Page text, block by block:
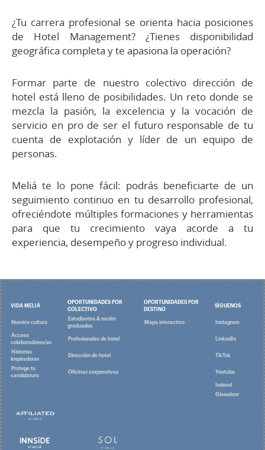
¿Tu carrera profesional se orienta hacia posiciones
de Hotel Management? ¿Tienes disponibilidad
geográfica completa y te apasiona la operación?
Formar parte de nuestro colectivo dirección de
hotel está lleno de posibilidades. Un reto donde se
mezcla la pasión, la excelencia y la vocación de
servicio en pro de ser el futuro responsable de tu
cuenta de explotación y líder de un equipo de
personas.
Meliá te lo pone fácil: podrás beneficiarte de un
seguimiento continuo en tu desarrollo profesional,
ofreciéndote múltiples formaciones y herramientas
para que tu crecimiento vaya acorde a tu
experiencia, desempeño y progreso individual.
VIDA MELIÁ
OPORTUNIDADES POR
COLECTIVO
OPORTUNIDADES POR
DESTINO
SÍGUENOS
Nuestra cultura
Estudiantes & recién
graduados
Mapa interactivo Instagram
Acceso
colaboradores/as
Profesionales de hotel LinkedIn
Historias
inspiradoras
Dirección de hotel TikTok
Protege tu
candidatura
Oficinas corporativas Youtube
Indeed
Glassdoor